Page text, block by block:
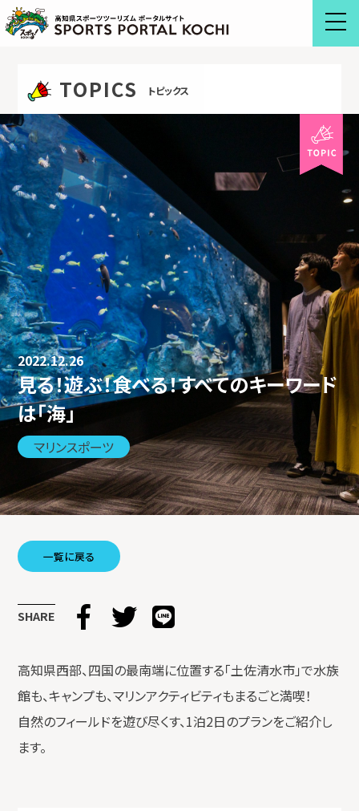
Skip
to
TOPICS トピックス
2022.12.26
見る！遊ぶ！食べる！すべてのキーワード
は「海」
マリンスポーツ
一覧に戻る
SHARE
高知県西部、四国の最南端に位置する「土佐清水市」で水族
館も、キャンプも、マリンアクティビティもまるごと満喫！
自然のフィールドを遊び尽くす、1泊2日のプランをご紹介し
ます。